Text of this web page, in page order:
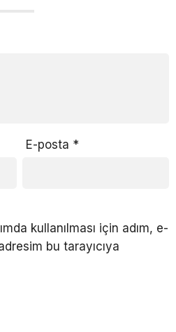
E-posta *
kullanılması için adım, e-
bu tarayıcıya